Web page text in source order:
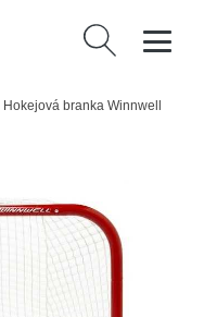
Vyhledávání
branka Winnwell